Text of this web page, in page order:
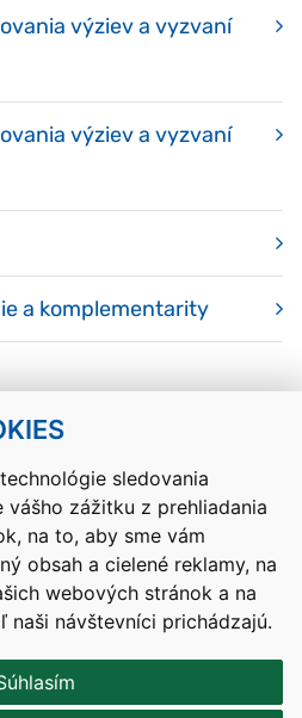
sledovania
vášho zážitku z prehliadania
na to, aby sme vám
obsah a cielené reklamy, na
webových stránok a na
naši návštevníci prichádzajú.
výziev a vyzvaní
výziev a vyzvaní
a komplementarity
Vyhlásenie o prístupnosti
školstva, výskumu,
republiky.